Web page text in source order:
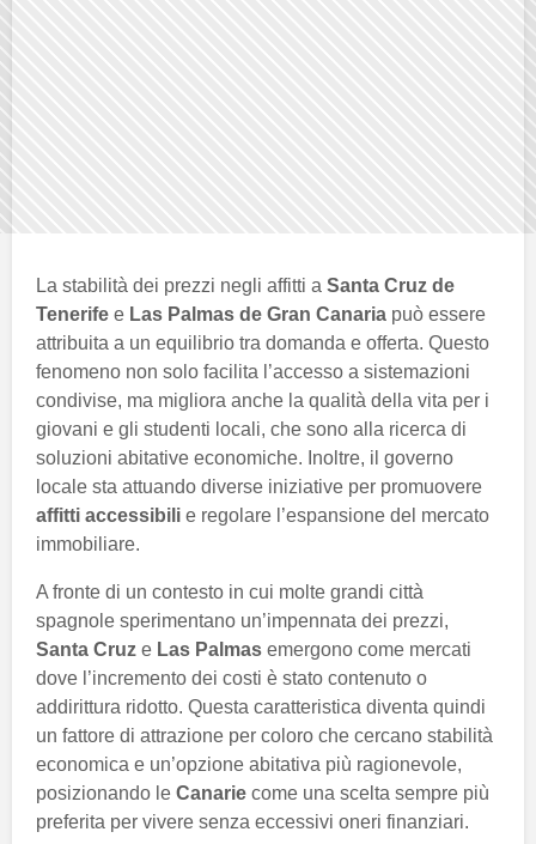
La stabilità dei prezzi negli affitti a Santa Cruz de
Tenerife e Las Palmas de Gran Canaria può essere
attribuita a un equilibrio tra domanda e offerta. Questo
fenomeno non solo facilita l’accesso a sistemazioni
condivise, ma migliora anche la qualità della vita per i
giovani e gli studenti locali, che sono alla ricerca di
soluzioni abitative economiche. Inoltre, il governo
locale sta attuando diverse iniziative per promuovere
affitti accessibili e regolare l’espansione del mercato
immobiliare.
A fronte di un contesto in cui molte grandi città
spagnole sperimentano un’impennata dei prezzi,
Santa Cruz e Las Palmas emergono come mercati
dove l’incremento dei costi è stato contenuto o
addirittura ridotto. Questa caratteristica diventa quindi
un fattore di attrazione per coloro che cercano stabilità
economica e un’opzione abitativa più ragionevole,
posizionando le Canarie come una scelta sempre più
preferita per vivere senza eccessivi oneri finanziari.